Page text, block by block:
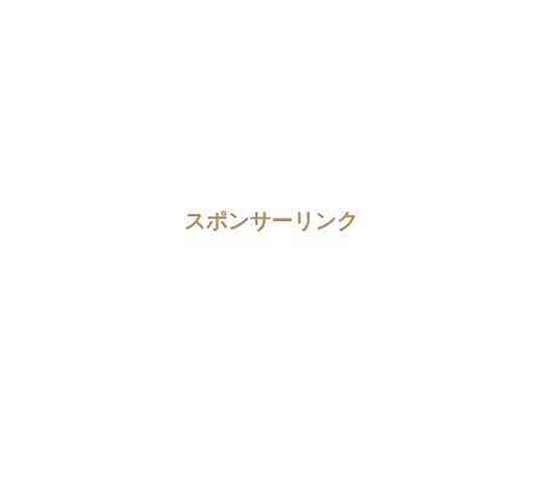
スポンサーリンク